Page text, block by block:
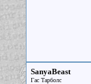
SanyaBeast
Гас Тарболс